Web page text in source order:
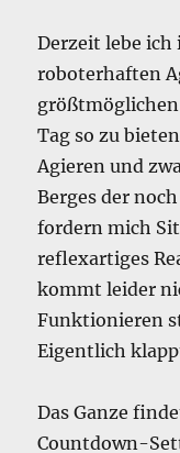
Derzeit lebe ich
roboterhaften
Tag so zu
Agieren und
Berges der
fordern mich
reflexartiges
kommt leider
Funktionieren
Eigentlich
Das Ganze
Countdown-